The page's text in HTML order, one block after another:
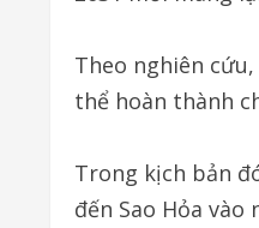
Theo nghiên
thể hoàn thành
Trong kịch bản
đến Sao Hỏa